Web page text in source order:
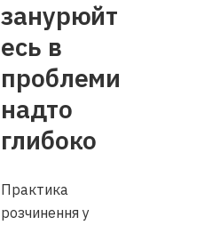
занурюйт
есь в
проблеми
надто
глибоко
Практика
розчинення у